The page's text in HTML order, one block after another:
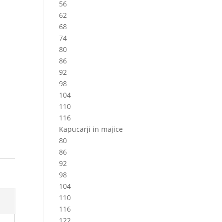
56
62
68
74
80
86
92
98
104
110
116
Kapucarji in majice
80
86
92
98
104
110
116